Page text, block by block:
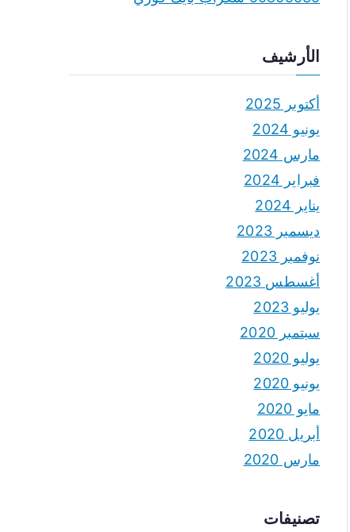
الأرشيف
أكتوبر 2025
يونيو 2024
مارس 2024
فبراير 2024
يناير 2024
ديسمبر 2023
نوفمبر 2023
أغسطس 2023
يوليو 2023
سبتمبر 2020
يوليو 2020
يونيو 2020
مايو 2020
أبريل 2020
مارس 2020
تصنيفات